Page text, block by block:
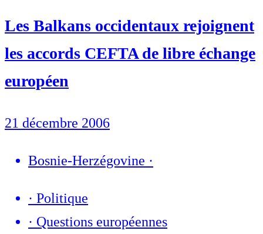
Les Balkans occidentaux rejoignent
les accords CEFTA de libre échange
européen
21 décembre 2006
Bosnie-Herzégovine ·
· Politique
· Questions européennes